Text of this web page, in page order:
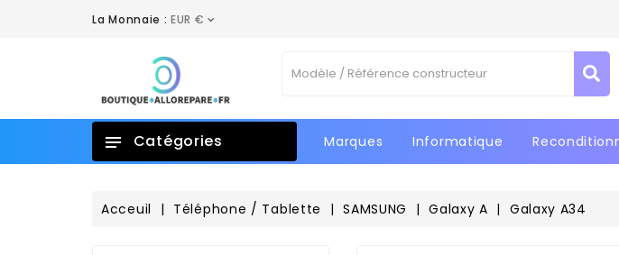
Ajouter à ma liste
Créer une liste d'envies
Annuler
((cancelText))
Vous devez être connecté pour
d'envies.
La Monnaie : EUR €
Catégories Marques Informatique
Acceuil Téléphone / Tablette SAMSUNG Galaxy A Galaxy A34